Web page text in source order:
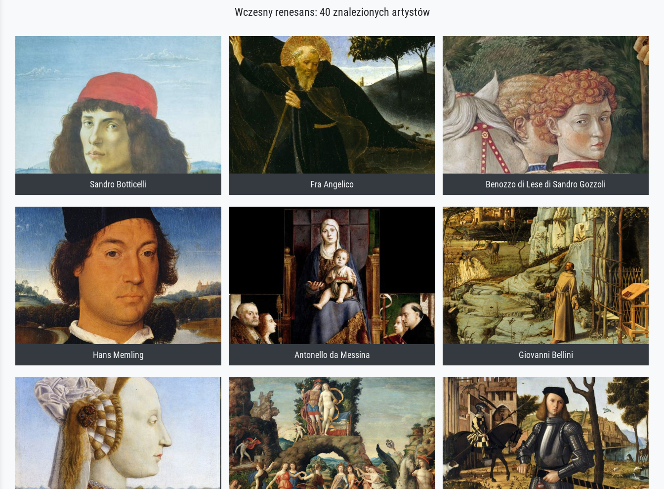
Wczesny renesans: 40 znalezionych artystów
Sandro Botticelli Fra Angelico Benozzo di Lese di Sandro Gozzoli
Hans Memling Antonello da Messina Giovanni Bellini